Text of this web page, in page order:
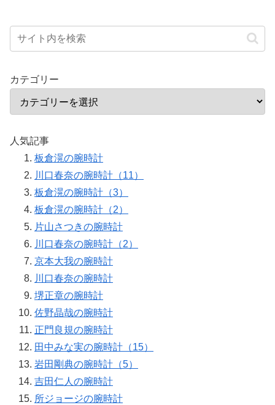
カテゴリー
人気記事
板倉滉の腕時計
川口春奈の腕時計（11）
板倉滉の腕時計（3）
板倉滉の腕時計（2）
片山さつきの腕時計
川口春奈の腕時計（2）
京本大我の腕時計
川口春奈の腕時計
堺正章の腕時計
佐野晶哉の腕時計
正門良規の腕時計
田中みな実の腕時計（15）
岩田剛典の腕時計（5）
吉田仁人の腕時計
所ジョージの腕時計